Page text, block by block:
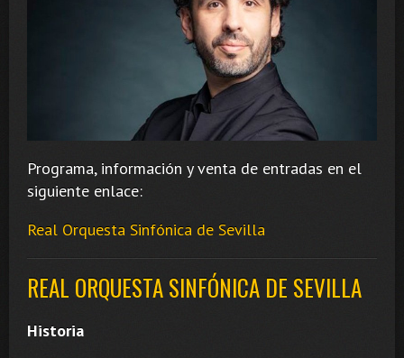
Programa, información y venta de entradas en el
siguiente enlace:
Real Orquesta Sinfónica de Sevilla
REAL ORQUESTA SINFÓNICA DE SEVILLA
Historia